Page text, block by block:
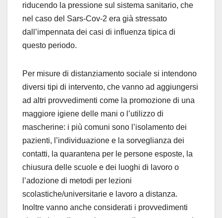
riducendo la pressione sul sistema sanitario, che
nel caso del Sars-Cov-2 era già stressato
dall’impennata dei casi di influenza tipica di
questo periodo.
Per misure di distanziamento sociale si intendono
diversi tipi di intervento, che vanno ad aggiungersi
ad altri provvedimenti come la promozione di una
maggiore igiene delle mani o l’utilizzo di
mascherine: i più comuni sono l’isolamento dei
pazienti, l’individuazione e la sorveglianza dei
contatti, la quarantena per le persone esposte, la
chiusura delle scuole e dei luoghi di lavoro o
l’adozione di metodi per lezioni
scolastiche/universitarie e lavoro a distanza.
Inoltre vanno anche considerati i provvedimenti